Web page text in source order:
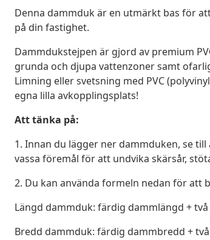
Denna dammduk är en utmärkt bas för
på din fastighet.
Dammdukstejpen är gjord av premium
grunda och djupa vattenzoner samt
Limning eller svetsning med PVC
egna lilla avkopplingsplats!
Att tänka på:
1. Innan du lägger ner dammduken, se
vassa föremål för att undvika skärsår,
2. Du kan använda formeln nedan för att
Längd dammduk: färdig dammlängd +
Bredd dammduk: färdig dammbredd +